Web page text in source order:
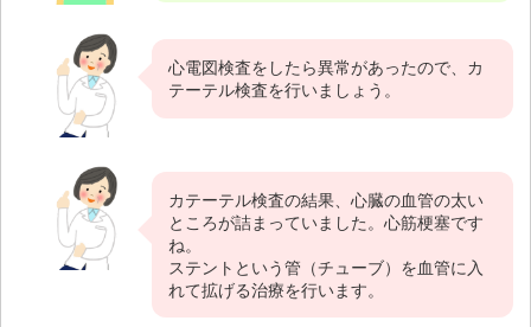
心電図検査をしたら異常があったので、カ
テーテル検査を行いましょう。
カテーテル検査の結果、心臓の血管の太い
ところが詰まっていました。心筋梗塞です
ね。
ステントという管（チューブ）を血管に入
れて拡げる治療を行います。